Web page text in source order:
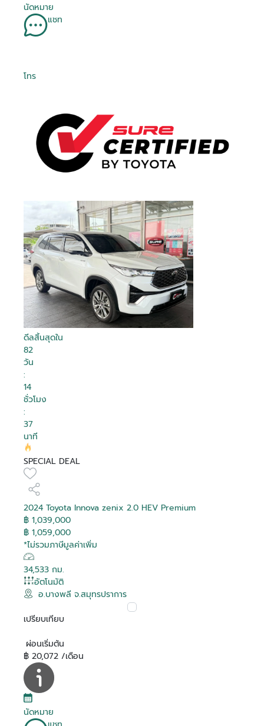
นัดหมาย
แชท
โทร
ดีลสิ้นสุดใน
82
วัน
:
14
ชั่วโมง
:
37
นาที
SPECIAL DEAL
2024 Toyota Innova zenix 2.0 HEV Premium
฿ 1,039,000
฿ 1,059,000
*ไม่รวมภาษีมูลค่าเพิ่ม
34,533 กม.
อัตโนมัติ
อ.บางพลี จ.สมุทรปราการ
เปรียบเทียบ
ผ่อนเริ่มต้น
฿ 20,072 /เดือน
นัดหมาย